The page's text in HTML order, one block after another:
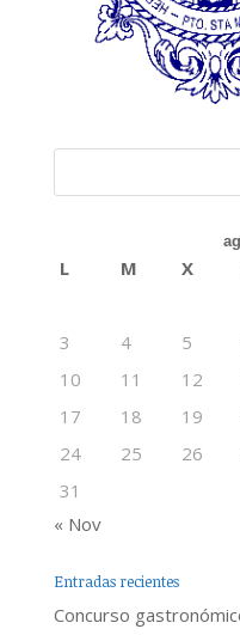
L M X
3
4 5
10
11 12
17
18 19
24
25 26
31
« Nov
Entradas recientes
Concurso